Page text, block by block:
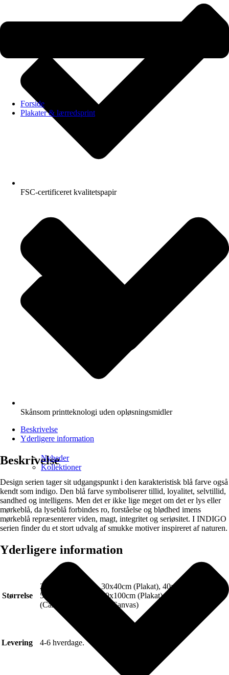
Forside
Plakater & lærredsprint
Nyheder
Kollektioner
FSC-certificeret kvalitetspapir
Skånsom printteknologi uden opløsningsmidler
Beskrivelse
Yderligere information
Beskrivelse
Design serien tager sit udgangspunkt i den karakteristisk blå farve også
kendt som indigo. Den blå farve symboliserer tillid, loyalitet, selvtillid,
sandhed og intelligens. Men det er ikke lige meget om det er lys eller
mørkeblå, da lyseblå forbindes ro, forståelse og blødhed imens
mørkeblå repræsenterer viden, magt, integritet og seriøsitet. I INDIGO
serien finder du et stort udvalg af smukke motiver inspireret af naturen.
Yderligere information
Størrelse
21x30cm (Plakat), 30x40cm (Plakat), 40x50cm (Plakat),
50x70cm (Plakat), 70x100cm (Plakat), 50x70cm
(Canvas), 70x100cm (Canvas)
Levering 4-6 hverdage.